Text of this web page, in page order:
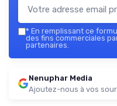
* En remplissant ce
des fins commerciales
partenaires.
Nenuphar Media
Ajoutez-nous à vos